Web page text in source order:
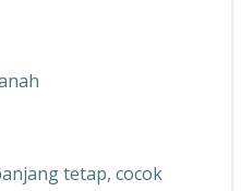
tetap, cocok